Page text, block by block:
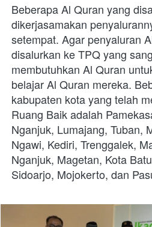
Beberapa Al Quran yang
dikerjasamakan
setempat. Agar penyaluran
disalurkan ke TPQ yang
membutuhkan Al Quran
belajar Al Quran mereka.
kabupaten kota yang telah
Ruang Baik adalah
Nganjuk, Lumajang, Tuban,
Ngawi, Kediri, Trenggalek,
Nganjuk, Magetan, Kota
Sidoarjo, Mojokerto, dan